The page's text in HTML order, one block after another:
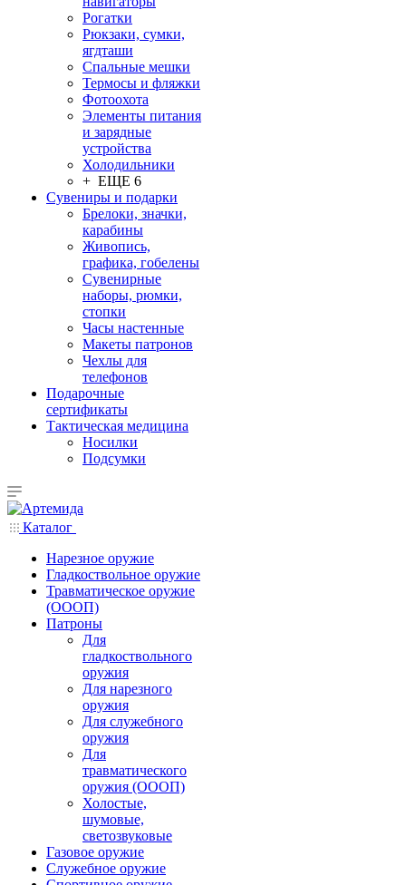
Рогатки
Рюкзаки, сумки,
ягдташи
Спальные мешки
Термосы и фляжки
Фотоохота
Элементы питания
и зарядные
устройства
Холодильники
+ ЕЩЕ 6
Сувениры и подарки
Брелоки, значки,
карабины
Живопись,
графика, гобелены
Сувенирные
наборы, рюмки,
стопки
Часы настенные
Макеты патронов
Чехлы для
телефонов
Подарочные
сертификаты
Тактическая медицина
Носилки
Подсумки
Каталог
Нарезное оружие
Гладкоствольное оружие
Травматическое оружие
(ОООП)
Патроны
Для
гладкоствольного
оружия
Для нарезного
оружия
Для служебного
оружия
Для
травматического
оружия (ОООП)
Холостые,
шумовые,
светозвуковые
Газовое оружие
Служебное оружие